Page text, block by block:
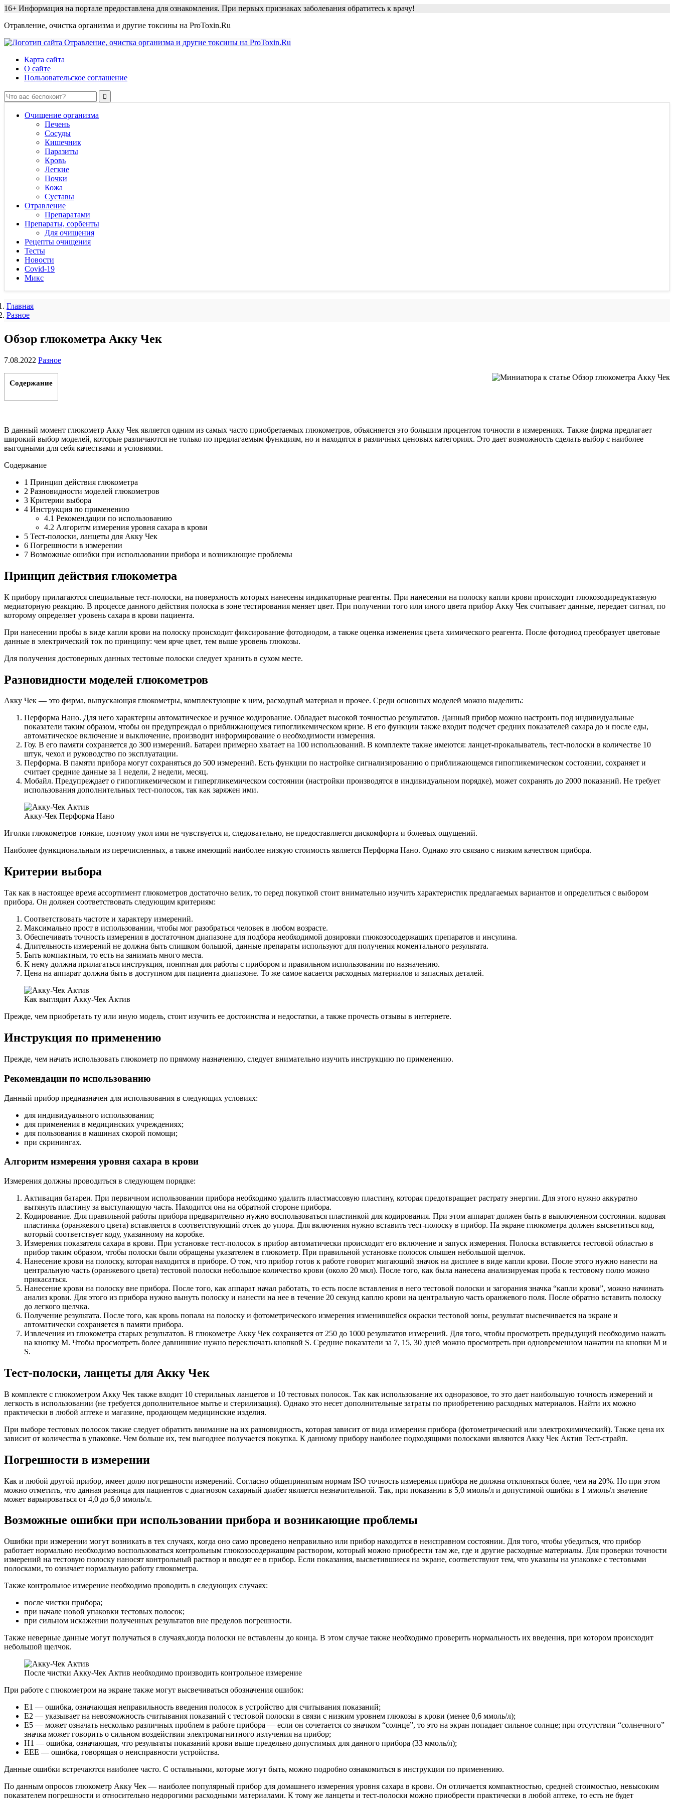
16+ Информация на портале предоставлена для ознакомления. При первых признаках заболевания обратитесь к врачу!
Отравление, очистка организма и другие токсины на ProToxin.Ru
Карта сайта
О сайте
Пользовательское соглашение
Очищение организма
Печень
Сосуды
Кишечник
Паразиты
Кровь
Легкие
Почки
Кожа
Суставы
Отравление
Препаратами
Препараты, сорбенты
Для очищения
Рецепты очищения
Тесты
Новости
Covid-19
Микс
Главная
Разное
Обзор глюкометра Акку Чек
7.08.2022 Разное
Содержание
В данный момент глюкометр Акку Чек является одним из самых часто приобретаемых глюкометров, объясняется это большим процентом точности в измерениях. Также фирма предлагает
широкий выбор моделей, которые различаются не только по предлагаемым функциям, но и находятся в различных ценовых категориях. Это дает возможность сделать выбор с наиболее
выгодными для себя качествами и условиями.
Содержание
1 Принцип действия глюкометра
2 Разновидности моделей глюкометров
3 Критерии выбора
4 Инструкция по применению
4.1 Рекомендации по использованию
4.2 Алгоритм измерения уровня сахара в крови
5 Тест-полоски, ланцеты для Акку Чек
6 Погрешности в измерении
7 Возможные ошибки при использовании прибора и возникающие проблемы
Принцип действия глюкометра
К прибору прилагаются специальные тест-полоски, на поверхность которых нанесены индикаторные реагенты. При нанесении на полоску капли крови происходит глюкозодиредуктазную
медиаторную реакцию. В процессе данного действия полоска в зоне тестирования меняет цвет. При получении того или иного цвета прибор Акку Чек считывает данные, передает сигнал, по
которому определяет уровень сахара в крови пациента.
При нанесении пробы в виде капли крови на полоску происходит фиксирование фотодиодом, а также оценка изменения цвета химического реагента. После фотодиод преобразует цветовые
данные в электрический ток по принципу: чем ярче цвет, тем выше уровень глюкозы.
Для получения достоверных данных тестовые полоски следует хранить в сухом месте.
Разновидности моделей глюкометров
Акку Чек — это фирма, выпускающая глюкометры, комплектующие к ним, расходный материал и прочее. Среди основных моделей можно выделить:
Перформа Нано. Для него характерны автоматическое и ручное кодирование. Обладает высокой точностью результатов. Данный прибор можно настроить под индивидуальные
показатели таким образом, чтобы он предупреждал о приближающемся гипогликемическом кризе. В его функции также входит подсчет средних показателей сахара до и после еды,
автоматическое включение и выключение, производит информирование о необходимости измерения.
Гоу. В его памяти сохраняется до 300 измерений. Батареи примерно хватает на 100 использований. В комплекте также имеются: ланцет-прокалыватель, тест-полоски в количестве 10
штук, чехол и руководство по эксплуатации.
Перформа. В памяти прибора могут сохраняться до 500 измерений. Есть функции по настройке сигнализированию о приближающемся гипогликемическом состоянии, сохраняет и
считает средние данные за 1 недели, 2 недели, месяц.
Мобайл. Предупреждает о гипогликемическом и гипергликемическом состоянии (настройки производятся в индивидуальном порядке), может сохранять до 2000 показаний. Не требует
использования дополнительных тест-полосок, так как заряжен ими.
Акку-Чек Перформа Нано
Иголки глюкометров тонкие, поэтому укол ими не чувствуется и, следовательно, не предоставляется дискомфорта и болевых ощущений.
Наиболее функциональным из перечисленных, а также имеющий наиболее низкую стоимость является Перформа Нано. Однако это связано с низким качеством прибора.
Критерии выбора
Так как в настоящее время ассортимент глюкометров достаточно велик, то перед покупкой стоит внимательно изучить характеристик предлагаемых вариантов и определиться с выбором
прибора. Он должен соответствовать следующим критериям:
Соответствовать частоте и характеру измерений.
Максимально прост в использовании, чтобы мог разобраться человек в любом возрасте.
Обеспечивать точность измерения в достаточном диапазоне для подбора необходимой дозировки глюкозосодержащих препаратов и инсулина.
Длительность измерений не должна быть слишком большой, данные препараты используют для получения моментального результата.
Быть компактным, то есть на занимать много места.
К нему должна прилагаться инструкция, понятная для работы с прибором и правильном использовании по назначению.
Цена на аппарат должна быть в доступном для пациента диапазоне. То же самое касается расходных материалов и запасных деталей.
Как выглядит Акку-Чек Актив
Прежде, чем приобретать ту или иную модель, стоит изучить ее достоинства и недостатки, а также прочесть отзывы в интернете.
Инструкция по применению
Прежде, чем начать использовать глюкометр по прямому назначению, следует внимательно изучить инструкцию по применению.
Рекомендации по использованию
Данный прибор предназначен для использования в следующих условиях:
для индивидуального использования;
для применения в медицинских учреждениях;
для пользования в машинах скорой помощи;
при скринингах.
Алгоритм измерения уровня сахара в крови
Измерения должны проводиться в следующем порядке:
Активация батареи. При первичном использовании прибора необходимо удалить пластмассовую пластину, которая предотвращает растрату энергии. Для этого нужно аккуратно
вытянуть пластину за выступающую часть. Находится она на обратной стороне прибора.
Кодирование. Для правильной работы прибора предварительно нужно воспользоваться пластинкой для кодирования. При этом аппарат должен быть в выключенном состоянии. кодовая
пластинка (оранжевого цвета) вставляется в соответствующий отсек до упора. Для включения нужно вставить тест-полоску в прибор. На экране глюкометра должен высветиться код,
который соответствует коду, указанному на коробке.
Измерения показателя сахара в крови. При установке тест-полосок в прибор автоматически происходит его включение и запуск измерения. Полоска вставляется тестовой областью в
прибор таким образом, чтобы полоски были обращены указателем в глюкометр. При правильной установке полосок слышен небольшой щелчок.
Нанесение крови на полоску, которая находится в приборе. О том, что прибор готов к работе говорит мигающий значок на дисплее в виде капли крови. После этого нужно нанести на
центральную часть (оранжевого цвета) тестовой полоски небольшое количество крови (около 20 мкл). После того, как была нанесена анализируемая проба к тестовому полю можно
прикасаться.
Нанесение крови на полоску вне прибора. После того, как аппарат начал работать, то есть после вставления в него тестовой полоски и загорания значка “капли крови”, можно начинать
анализ крови. Для этого из прибора нужно вынуть полоску и нанести на нее в течение 20 секунд каплю крови на центральную часть оранжевого поля. После обратно вставить полоску
до легкого щелчка.
Получение результата. После того, как кровь попала на полоску и фотометрического измерения изменившейся окраски тестовой зоны, результат высвечивается на экране и
автоматически сохраняется в памяти прибора.
Извлечения из глюкометра старых результатов. В глюкометре Акку Чек сохраняется от 250 до 1000 результатов измерений. Для того, чтобы просмотреть предыдущий необходимо нажать
на кнопку М. Чтобы просмотреть более давнишние нужно переключать кнопкой S. Средние показатели за 7, 15, 30 дней можно просмотреть при одновременном нажатии на кнопки М и
S.
Тест-полоски, ланцеты для Акку Чек
В комплекте с глюкометром Акку Чек также входит 10 стерильных ланцетов и 10 тестовых полосок. Так как использование их одноразовое, то это дает наибольшую точность измерений и
легкость в использовании (не требуется дополнительное мытье и стерилизация). Однако это несет дополнительные затраты по приобретению расходных материалов. Найти их можно
практически в любой аптеке и магазине, продающем медицинские изделия.
При выборе тестовых полосок также следует обратить внимание на их разновидность, которая зависит от вида измерения прибора (фотометрический или электрохимический). Также цена их
зависит от количества в упаковке. Чем больше их, тем выгоднее получается покупка. К данному прибору наиболее подходящими полосками являются Акку Чек Актив Тест-страйп.
Погрешности в измерении
Как и любой другой прибор, имеет долю погрешности измерений. Согласно общепринятым нормам ISO точность измерения прибора не должна отклоняться более, чем на 20%. Но при этом
можно отметить, что данная разница для пациентов с диагнозом сахарный диабет является незначительной. Так, при показании в 5,0 ммоль/л и допустимой ошибки в 1 ммоль/л значение
может варьироваться от 4,0 до 6,0 ммоль/л.
Возможные ошибки при использовании прибора и возникающие проблемы
Ошибки при измерении могут возникать в тех случаях, когда оно само проведено неправильно или прибор находится в неисправном состоянии. Для того, чтобы убедиться, что прибор
работает нормально необходимо воспользоваться контрольным глюкозосодержащим раствором, который можно приобрести там же, где и другие расходные материалы. Для проверки точности
измерений на тестовую полоску наносят контрольный раствор и вводят ее в прибор. Если показания, высветившиеся на экране, соответствуют тем, что указаны на упаковке с тестовыми
полосками, то означает нормальную работу глюкометра.
Также контрольное измерение необходимо проводить в следующих случаях:
после чистки прибора;
при начале новой упаковки тестовых полосок;
при сильном искажении полученных результатов вне пределов погрешности.
Также неверные данные могут получаться в случаях,когда полоски не вставлены до конца. В этом случае также необходимо проверить нормальность их введения, при котором происходит
небольшой щелчок.
После чистки Акку-Чек Актив необходимо производить контрольное измерение
При работе с глюкометром на экране также могут высвечиваться обозначения ошибок:
Е1 — ошибка, означающая неправильность введения полосок в устройство для считывания показаний;
Е2 — указывает на невозможность считывания показаний с тестовой полоски в связи с низким уровнем глюкозы в крови (менее 0,6 ммоль/л);
Е5 — может означать несколько различных проблем в работе прибора — если он сочетается со значком “солнце”, то это на экран попадает сильное солнце; при отсутствии “солнечного”
значка может говорить о сильном воздействии электромагнитного излучения на прибор;
Н1 — ошибка, означающая, что результаты показаний крови выше предельно допустимых для данного прибора (33 ммоль/л);
ЕЕЕ — ошибка, говорящая о неисправности устройства.
Данные ошибки встречаются наиболее часто. С остальными, которые могут быть, можно подробно ознакомиться в инструкции по применению.
По данным опросов глюкометр Акку Чек — наиболее популярный прибор для домашнего измерения уровня сахара в крови. Он отличается компактностью, средней стоимостью, невысоким
показателем погрешности и относительно недорогими расходными материалами. К тому же ланцеты и тест-полоски можно приобрести практически в любой аптеке, то есть не будет